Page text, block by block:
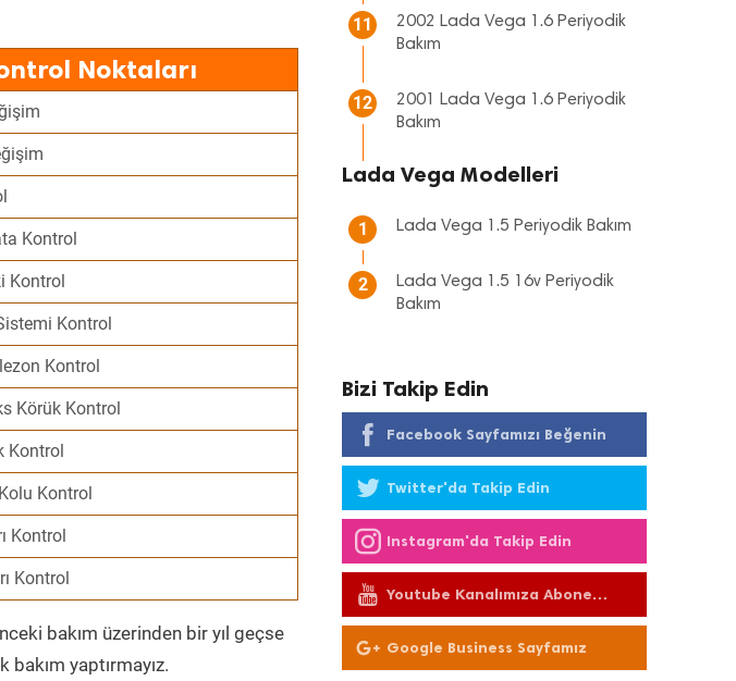
Noktaları
Kontrol
Kontrol
Kontrol
Kontrol
Körük Kontrol
Kontrol
Kontrol
Kontrol
Kontrol
bakım üzerinden bir yıl geçse
yaptırmayız.
11
2002 Lada Vega 1.6 Periyodik
Bakım
12
2001 Lada Vega 1.6 Periyodik
Bakım
Lada Vega Modelleri
1 Lada Vega 1.5 Periyodik Bakım
2
Lada Vega 1.5 16v Periyodik
Bakım
Bizi Takip Edin
Facebook Sayfamızı Beğenin
Twitter'da Takip Edin
Instagram'da Takip Edin
Youtube Kanalımıza Abone
Olun
Google Business Sayfamız